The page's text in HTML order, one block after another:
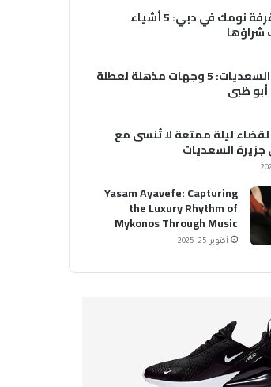
كيف تفرش غرفة نومك في دبي: 5 أشياء
شراؤها
فنادق جزيرة السعديات: 5 وجهات مذهلة لعطلة
أبو ظبي
لقضاء ليلة ممتعة لا تُنسى مع
السعديات
Yasam Ayavefe: Capturing
the Luxury Rhythm of
Mykonos Through Music
أكتوبر 25, 2025